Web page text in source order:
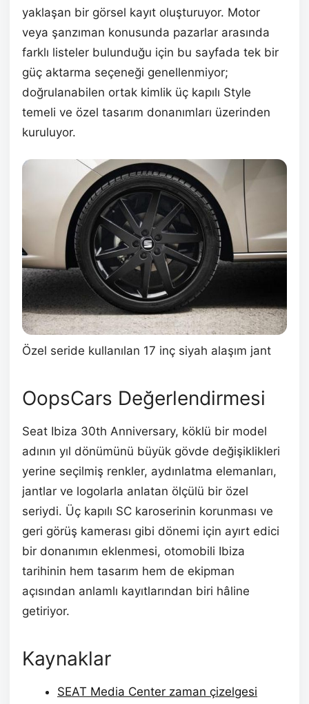
yaklaşan bir görsel kayıt oluşturuyor. Motor
veya şanzıman konusunda pazarlar arasında
farklı listeler bulunduğu için bu sayfada tek bir
güç aktarma seçeneği genellenmiyor;
doğrulanabilen ortak kimlik üç kapılı Style
temeli ve özel tasarım donanımları üzerinden
kuruluyor.
Özel seride kullanılan 17 inç siyah alaşım jant
OopsCars Değerlendirmesi
Seat Ibiza 30th Anniversary, köklü bir model
adının yıl dönümünü büyük gövde değişiklikleri
yerine seçilmiş renkler, aydınlatma elemanları,
jantlar ve logolarla anlatan ölçülü bir özel
seriydi. Üç kapılı SC karoserinin korunması ve
geri görüş kamerası gibi dönemi için ayırt edici
bir donanımın eklenmesi, otomobili Ibiza
tarihinin hem tasarım hem de ekipman
açısından anlamlı kayıtlarından biri hâline
getiriyor.
Kaynaklar
SEAT Media Center zaman çizelgesi